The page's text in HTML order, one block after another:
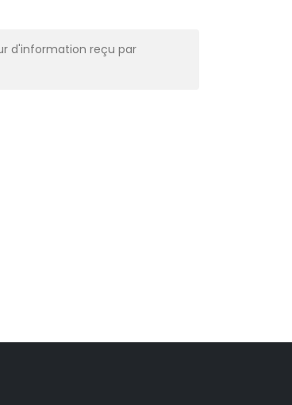
d'information reçu par